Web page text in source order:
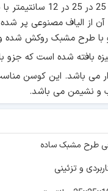
این کوسن در اندازه 25 در
از الیاف مصنوعی پر
و با طرح مشبک روکش شده
بافته شده است که جزو
می باشد. این کوسن
و نشیمن می باشد.
طرح مشبک ساده
و تزئینی